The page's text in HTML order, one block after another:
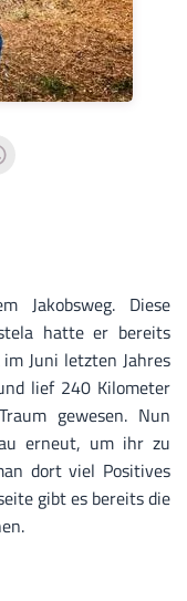
Diese
hatte er bereits
Juni letzten Jahres
lief 240 Kilometer
gewesen. Nun
erneut, um ihr zu
dort viel Positives
gibt es bereits die